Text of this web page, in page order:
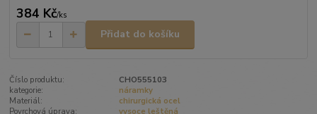
384 Kč/ks
Přidat do košíku
Číslo produktu:
CHO555103
kategorie:
náramky
Materiál:
chirurgická ocel
Povrchová úprava:
vysoce leštěná